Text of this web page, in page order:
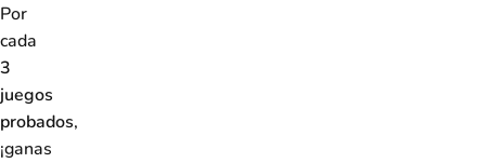
Por
cada
3
juegos
probados,
¡ganas